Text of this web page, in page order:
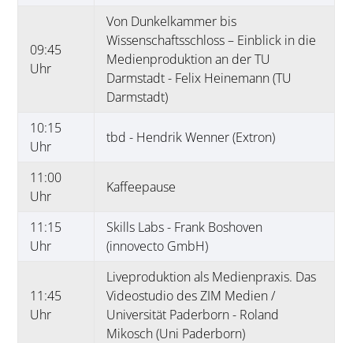
09:45
Uhr
Von Dunkelkammer bis
Wissenschaftsschloss – Einblick in die
Medienproduktion an der TU
Darmstadt - Felix Heinemann (TU
Darmstadt)
10:15
Uhr
tbd - Hendrik Wenner (Extron)
11:00
Uhr
Kaffeepause
11:15
Uhr
Skills Labs - Frank Boshoven
(innovecto GmbH)
11:45
Uhr
Liveproduktion als Medienpraxis. Das
Videostudio des ZIM Medien /
Universität Paderborn - Roland
Mikosch (Uni Paderborn)